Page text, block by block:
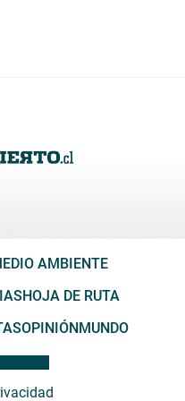
AMBIENTE
HOJA DE RUTA
OPINIÓN MUNDO